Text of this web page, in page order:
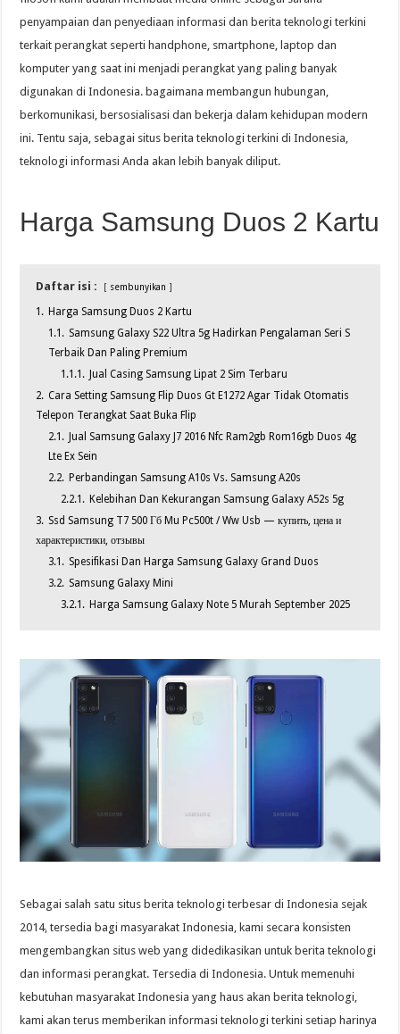
penyampaian dan penyediaan informasi dan berita teknologi terkini
terkait perangkat seperti handphone, smartphone, laptop dan
komputer yang saat ini menjadi perangkat yang paling banyak
digunakan di Indonesia. bagaimana membangun hubungan,
berkomunikasi, bersosialisasi dan bekerja dalam kehidupan modern
ini. Tentu saja, sebagai situs berita teknologi terkini di Indonesia,
teknologi informasi Anda akan lebih banyak diliput.
Harga Samsung Duos 2 Kartu
Daftar isi : sembunyikan
1. Harga Samsung Duos 2 Kartu
1.1. Samsung Galaxy S22 Ultra 5g Hadirkan Pengalaman Seri S
Terbaik Dan Paling Premium
1.1.1. Jual Casing Samsung Lipat 2 Sim Terbaru
2. Cara Setting Samsung Flip Duos Gt E1272 Agar Tidak Otomatis
Telepon Terangkat Saat Buka Flip
2.1. Jual Samsung Galaxy J7 2016 Nfc Ram2gb Rom16gb Duos 4g
Lte Ex Sein
2.2. Perbandingan Samsung A10s Vs. Samsung A20s
2.2.1. Kelebihan Dan Kekurangan Samsung Galaxy A52s 5g
3. Ssd Samsung T7 500 Гб Mu Pc500t / Ww Usb — купить, цена и
характеристики, отзывы
3.1. Spesifikasi Dan Harga Samsung Galaxy Grand Duos
3.2. Samsung Galaxy Mini
3.2.1. Harga Samsung Galaxy Note 5 Murah September 2025
Sebagai salah satu situs berita teknologi terbesar di Indonesia sejak
2014, tersedia bagi masyarakat Indonesia, kami secara konsisten
mengembangkan situs web yang didedikasikan untuk berita teknologi
dan informasi perangkat. Tersedia di Indonesia. Untuk memenuhi
kebutuhan masyarakat Indonesia yang haus akan berita teknologi,
kami akan terus memberikan informasi teknologi terkini setiap harinya